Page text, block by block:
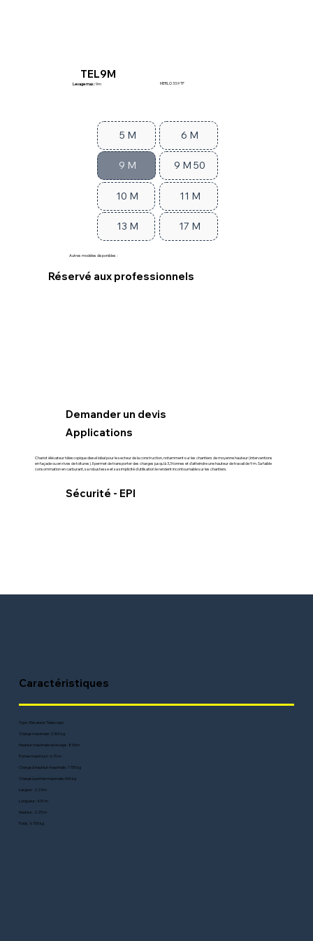
TEL9M
Levage max :9m MERLO 33.9 TF
5 M 6 M
9 M 9 M 50
10 M 11 M
13 M 17 M
Autres modèles disponibles :
Réservé aux professionnels
Demander un devis
Applications
Chariot élévateur télescopique diesel idéal pour le secteur de la construction, notamment sur les chantiers de moyenne hauteur (interventions
en façade ou en rives de toitures). Il permet de transporter des charges jusqu'à 3,3 tonnes et d'atteindre une hauteur de travail de 9 m. Sa faible
consommation en carburant, sa robustesse et sa simplicité d'utilisation le rendent incontournable sur les chantiers.
Sécurité - EPI
Caractéristiques
Type : Elévateur Télescopic
Charge maximale : 3 300 kg
Hauteur maximale de levage : 8.60m
Portée maximum : 6.70 m
Charge à hauteur maximale : 1 750 kg
Charge à portée maximale :600 kg
Largeur : 2.24 m
Longueur : 4.30 m
Hauteur : 2.25 m
Poids : 6 700 kg